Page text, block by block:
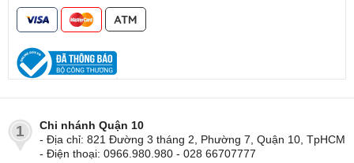
1
Chi nhánh Quận 10
- Địa chỉ: 821 Đường 3 tháng 2, Phường 7, Quận 10, TpHCM
- Điện thoại: 0966.980.980 - 028 66707777